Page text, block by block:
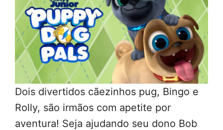
Dois divertidos cãezinhos pug, Bingo e
Rolly, são irmãos com apetite por
aventura! Seja ajudando seu dono Bob